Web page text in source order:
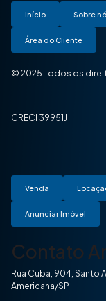
Início Sobre
Área do Cliente
© 2025 Todos os
CRECI 39951J
Venda
Anunciar Imóvel
Contato
Rua Cuba, 904, Santo
Americana/SP